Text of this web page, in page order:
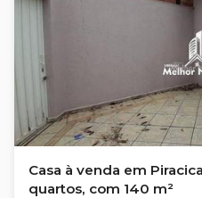
Casa à venda em
quartos, com 140 m²